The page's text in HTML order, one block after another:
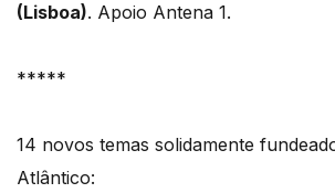
(Lisboa). Apoio Antena 1.
*****
14 novos temas solidamente
Atlântico: